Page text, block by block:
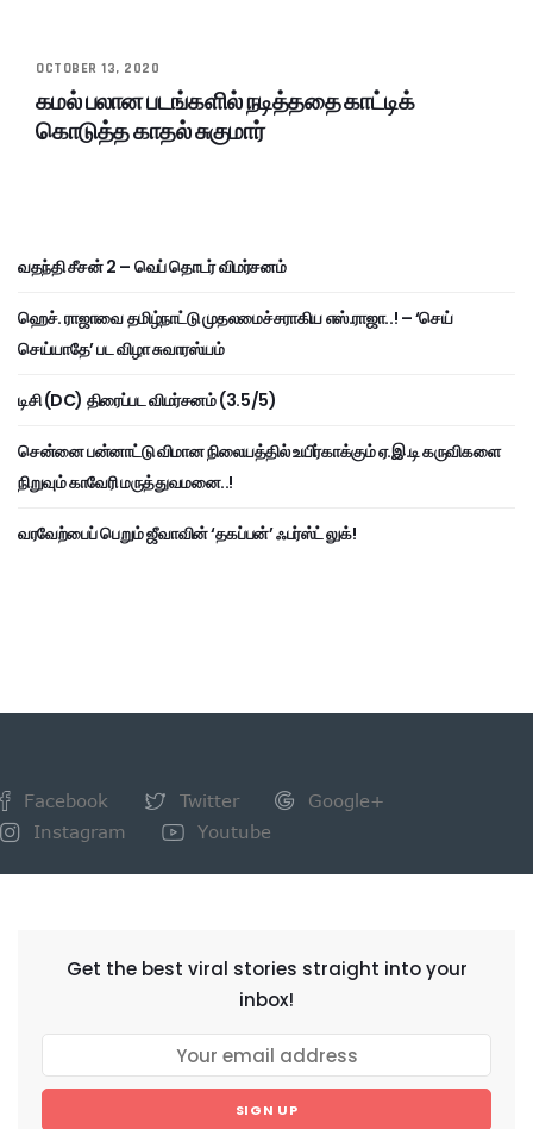
OCTOBER 13, 2020
கமல் பலான படங்களில் நடித்ததை காட்டிக்
கொடுத்த காதல் சுகுமார்
வதந்தி சீசன் 2 – வெப் தொடர் விமர்சனம்
ஹெச். ராஜாவை தமிழ்நாட்டு முதலமைச்சராகிய எஸ்.ராஜா..! – ‘செய்
செய்யாதே’ பட விழா சுவாரஸ்யம்
டிசி (DC) திரைப்பட விமர்சனம் (3.5/5)
சென்னை பன்னாட்டு விமான நிலையத்தில் உயிர்காக்கும் ஏ.இ.டி கருவிகளை
நிறுவும் காவேரி மருத்துவமனை..!
வரவேற்பைப் பெறும் ஜீவாவின் ‘தகப்பன்’ ஃபர்ஸ்ட் லுக்!
Facebook Twitter
Google+
Instagram
Youtube
Get the best viral stories straight into your
inbox!
SIGN UP